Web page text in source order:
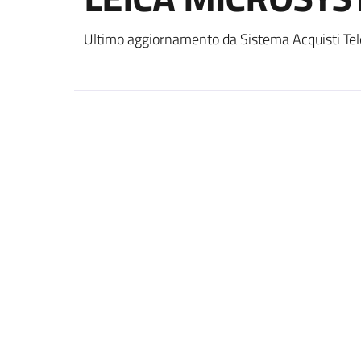
Ultimo aggiornamento da Sistema Acquisti